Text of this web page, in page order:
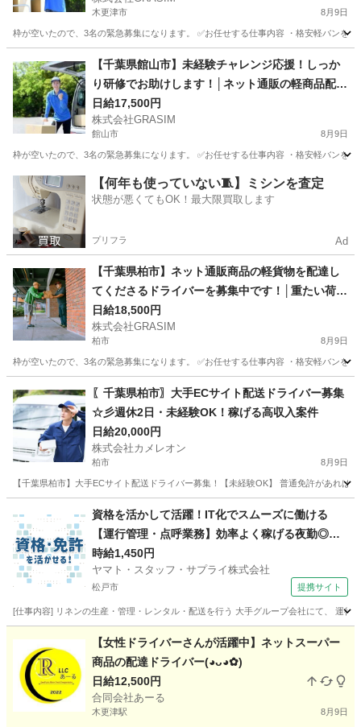
木更津市 8月9日
枠が空いたので、3名の緊急募集になります。 ✅お任せする仕事内容 ・格安軽バン
ドライバー 荷物
【千葉県館山市】未経験チャレンジ応援！しっか
り研修でお助けします！│ネット通販の軽商品配達
ドライバー募集中！
日給17,500円
株式会社GRASIM
館山市 8月9日
枠が空いたので、3名の緊急募集になります。 ✅お任せする仕事内容 ・格安軽バン
千葉 館山市 ドライバー 荷物
【何年も使っていない🧵】ミシンを査定
状態が悪くてもOK！最大限買取します
プリフラ Ad
【千葉県柏市】ネット通販商品の軽貨物を配達し
てくださるドライバーを募集中です！│重たい荷物
ほぼなし！初心者スタートもOK！
日給18,500円
株式会社GRASIM
柏市 8月9日
枠が空いたので、3名の緊急募集になります。 ✅お任せする仕事内容 ・格安軽バン
ドライバー 荷物
〖千葉県柏市〗大手ECサイト配送ドライバー募集
☆彡週休2日・未経験OK！稼げる高収入案件
日給20,000円
株式会社カメレオン
柏市 8月9日
【千葉県柏市】大手ECサイト配送ドライバー募集！【未経験OK】 普通免許があれ
ドライバー 積み込み
資格を活かして活躍！IT化でスムーズに働ける
【運行管理・点呼業務】効率よく稼げる夜勤◎空
調完備で快適
時給1,450円
ヤマト・スタッフ・サプライ株式会社
松戸市 提携サイト
[仕事内容] リネンの生産・管理・レンタル・配送を行う 大手グループ会社にて、 運
ドライバー
【女性ドライバーさんが活躍中】ネットスーパー
商品の配達ドライバー(⁠◕⁠ᴗ⁠◕⁠✿⁠)
日給12,500円
合同会社あーる
木更津駅 8月9日